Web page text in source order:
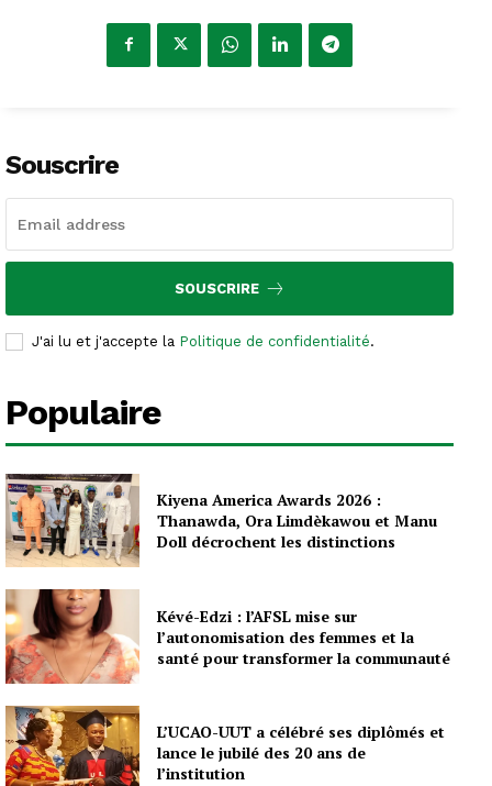
Souscrire
SOUSCRIRE
J'ai lu et j'accepte la Politique de confidentialité.
Populaire
Kiyena America Awards 2026 :
Thanawda, Ora Limdèkawou et Manu
Doll décrochent les distinctions
Kévé-Edzi : l’AFSL mise sur
l’autonomisation des femmes et la
santé pour transformer la communauté
L’UCAO-UUT a célébré ses diplômés et
lance le jubilé des 20 ans de
l’institution